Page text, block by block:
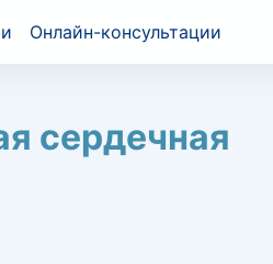
Онлайн-консультации
сердечная